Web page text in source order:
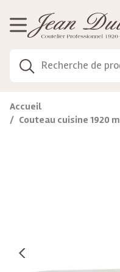
Accueil
Couteau cuisine 1920
Gestion de vos préférences